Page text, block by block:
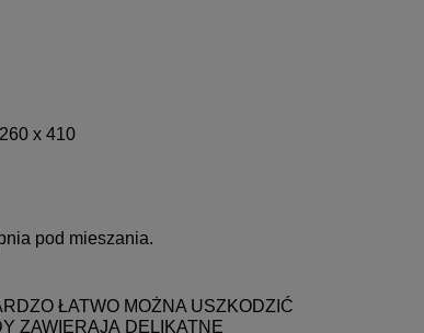
x 410
pod mieszania.
ŁATWO MOŻNA USZKODZIĆ
ZAWIERAJĄ DELIKATNE